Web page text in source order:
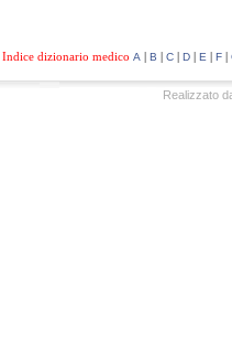
Indice dizionario medico A | B | C| D| E | F|
Realizzato